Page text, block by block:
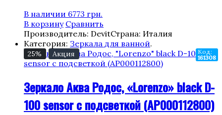
В наличии 6773 грн.
В корзину Сравнить
Производитель: DevitСтрана: Италия
Категория: Зеркала для ванной.
Код:
161308
25% Акция
Зеркало Аква Родос, «Lorenzo» black D-
100 sensor с подсветкой (АР000112800)